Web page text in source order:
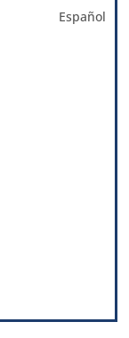
Español